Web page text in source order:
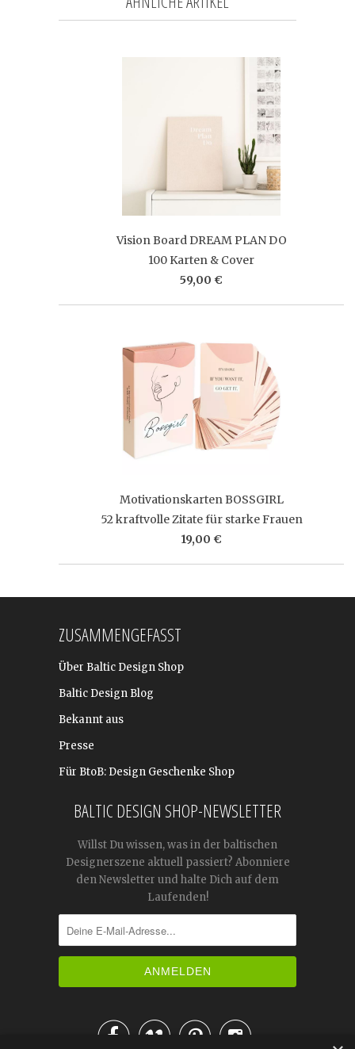
Vision Board DREAM PLAN DO
100 Karten & Cover
59,00 €
Motivationskarten BOSSGIRL
52 kraftvolle Zitate für starke Frauen
19,00 €
ZUSAMMENGEFASST
Über Baltic Design Shop
Baltic Design Blog
Bekannt aus
Presse
Für BtoB: Design Geschenke Shop
BALTIC DESIGN SHOP-NEWSLETTER
Willst Du wissen, was in der baltischen
Designerszene aktuell passiert? Abonniere
den Newsletter und halte Dich auf dem
Laufenden!
